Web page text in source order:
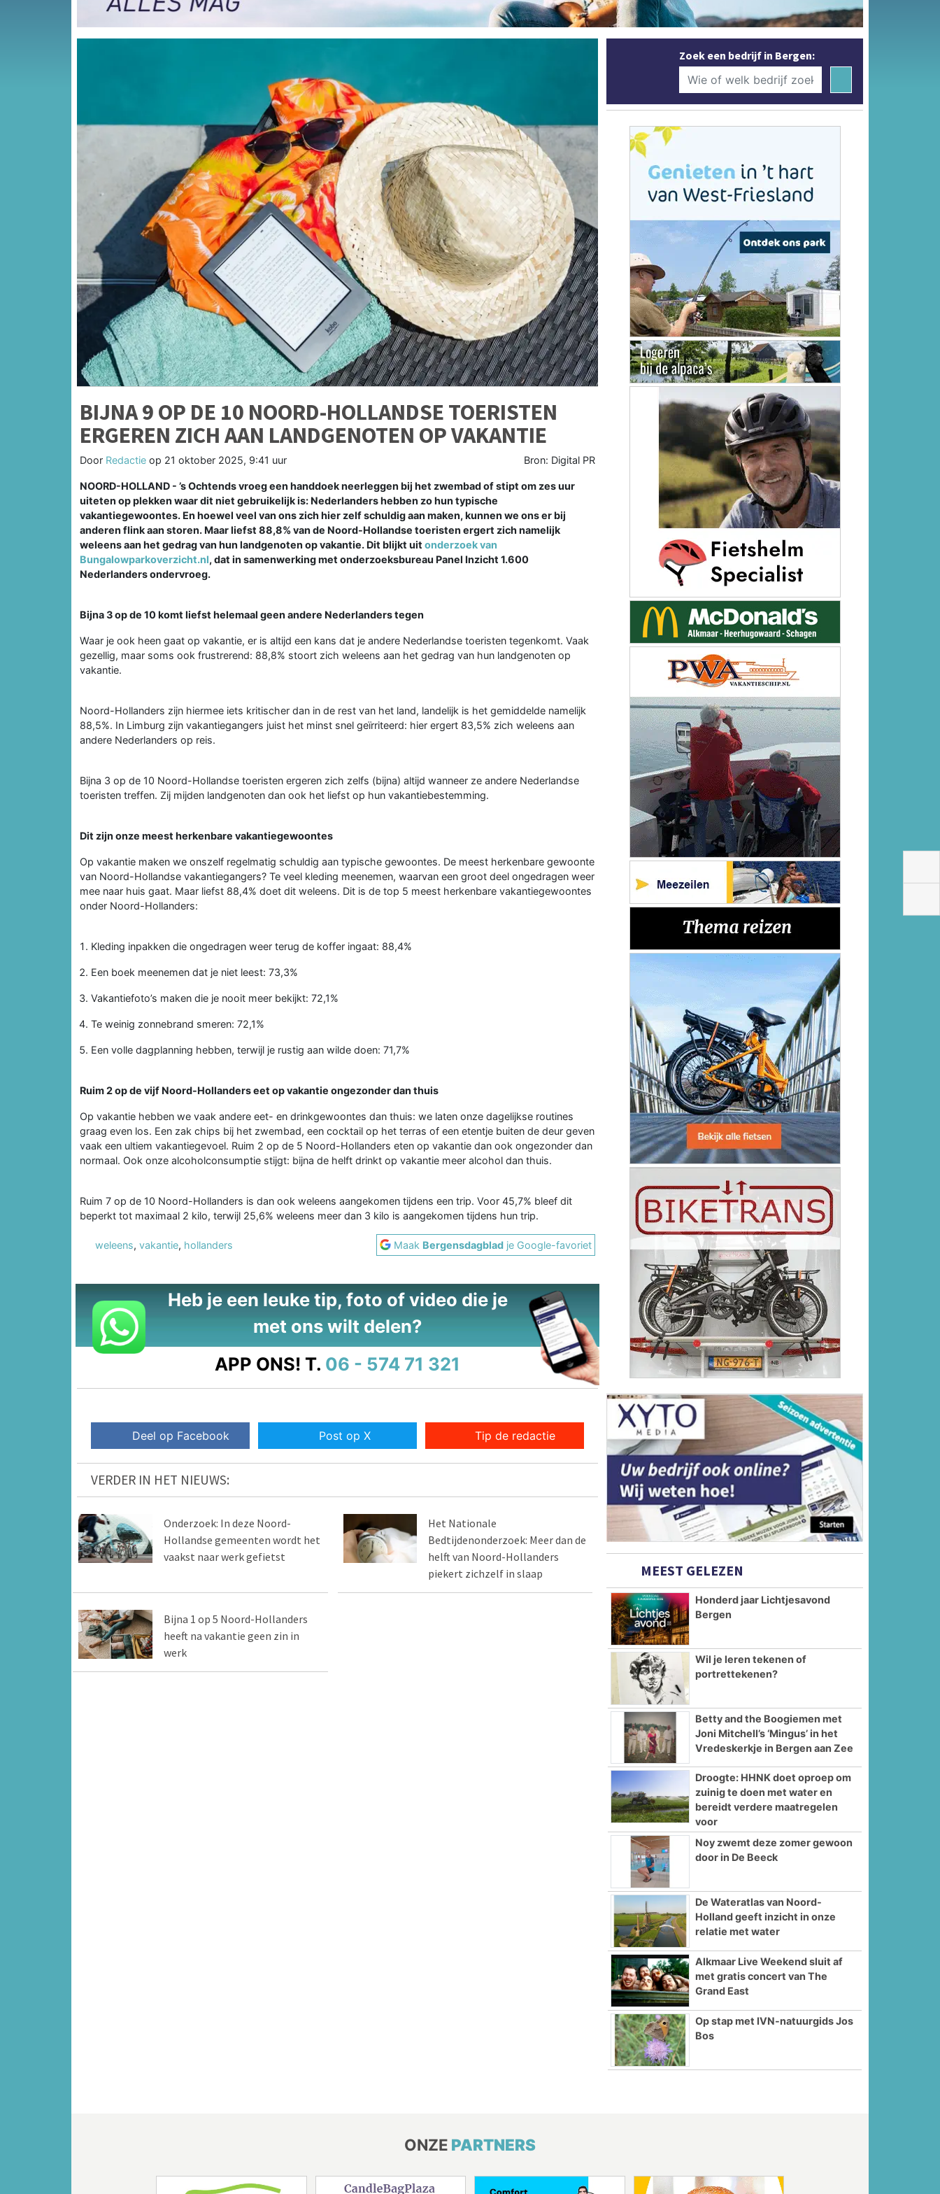
BIJNA 9 OP DE 10 NOORD-HOLLANDSE TOERISTEN
ERGEREN ZICH AAN LANDGENOTEN OP VAKANTIE
Door Redactie op 21 oktober 2025, 9:41 uur Bron: Digital PR
NOORD-HOLLAND - ’s Ochtends vroeg een handdoek neerleggen bij het zwembad of stipt om zes uur
uiteten op plekken waar dit niet gebruikelijk is: Nederlanders hebben zo hun typische
vakantiegewoontes. En hoewel veel van ons zich hier zelf schuldig aan maken, kunnen we ons er bij
anderen flink aan storen. Maar liefst 88,8% van de Noord-Hollandse toeristen ergert zich namelijk
weleens aan het gedrag van hun landgenoten op vakantie. Dit blijkt uit onderzoek van
Bungalowparkoverzicht.nl, dat in samenwerking met onderzoeksbureau Panel Inzicht 1.600
Nederlanders ondervroeg.
Bijna 3 op de 10 komt liefst helemaal geen andere Nederlanders tegen
Waar je ook heen gaat op vakantie, er is altijd een kans dat je andere Nederlandse toeristen tegenkomt. Vaak
gezellig, maar soms ook frustrerend: 88,8% stoort zich weleens aan het gedrag van hun landgenoten op
vakantie.
Noord-Hollanders zijn hiermee iets kritischer dan in de rest van het land, landelijk is het gemiddelde namelijk
88,5%. In Limburg zijn vakantiegangers juist het minst snel geïrriteerd: hier ergert 83,5% zich weleens aan
andere Nederlanders op reis.
Bijna 3 op de 10 Noord-Hollandse toeristen ergeren zich zelfs (bijna) altijd wanneer ze andere Nederlandse
toeristen treffen. Zij mijden landgenoten dan ook het liefst op hun vakantiebestemming.
Dit zijn onze meest herkenbare vakantiegewoontes
Op vakantie maken we onszelf regelmatig schuldig aan typische gewoontes. De meest herkenbare gewoonte
van Noord-Hollandse vakantiegangers? Te veel kleding meenemen, waarvan een groot deel ongedragen weer
mee naar huis gaat. Maar liefst 88,4% doet dit weleens. Dit is de top 5 meest herkenbare vakantiegewoontes
onder Noord-Hollanders:
Kleding inpakken die ongedragen weer terug de koffer ingaat: 88,4%
Een boek meenemen dat je niet leest: 73,3%
Vakantiefoto’s maken die je nooit meer bekijkt: 72,1%
Te weinig zonnebrand smeren: 72,1%
Een volle dagplanning hebben, terwijl je rustig aan wilde doen: 71,7%
Ruim 2 op de vijf Noord-Hollanders eet op vakantie ongezonder dan thuis
Op vakantie hebben we vaak andere eet- en drinkgewoontes dan thuis: we laten onze dagelijkse routines
graag even los. Een zak chips bij het zwembad, een cocktail op het terras of een etentje buiten de deur geven
vaak een ultiem vakantiegevoel. Ruim 2 op de 5 Noord-Hollanders eten op vakantie dan ook ongezonder dan
normaal. Ook onze alcoholconsumptie stijgt: bijna de helft drinkt op vakantie meer alcohol dan thuis.
Ruim 7 op de 10 Noord-Hollanders is dan ook weleens aangekomen tijdens een trip. Voor 45,7% bleef dit
beperkt tot maximaal 2 kilo, terwijl 25,6% weleens meer dan 3 kilo is aangekomen tijdens hun trip.
weleens, vakantie, hollanders Maak Bergensdagblad je Google-favoriet
Heb je een leuke tip, foto of video die je
met ons wilt delen?
APP ONS! T. 06 - 574 71 321
Deel op Facebook Post op X Tip de redactie
VERDER IN HET NIEUWS:
Onderzoek: In deze Noord-
Hollandse gemeenten wordt het
vaakst naar werk gefietst
Het Nationale
Bedtijdenonderzoek: Meer dan de
helft van Noord-Hollanders
piekert zichzelf in slaap
Bijna 1 op 5 Noord-Hollanders
heeft na vakantie geen zin in
werk
Zoek een bedrijf in Bergen:
MEEST GELEZEN
Honderd jaar Lichtjesavond
Bergen
Wil je leren tekenen of
portrettekenen?
Betty and the Boogiemen met
Joni Mitchell’s ‘Mingus’ in het
Vredeskerkje in Bergen aan Zee
Droogte: HHNK doet oproep om
zuinig te doen met water en
bereidt verdere maatregelen
voor
Noy zwemt deze zomer gewoon
door in De Beeck
De Wateratlas van Noord-
Holland geeft inzicht in onze
relatie met water
Alkmaar Live Weekend sluit af
met gratis concert van The
Grand East
Op stap met IVN-natuurgids Jos
Bos
ONZE PARTNERS